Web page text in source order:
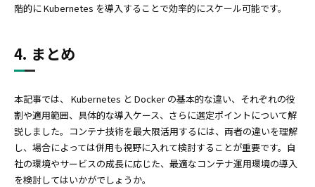
階的に Kubernetes を導入することで効率的にスケール可能です。
4. まとめ
本記事では、 Kubernetes と Docker の基本的な違い、それぞれの役
割や適用範囲、具体的な導入ケース、さらに選定ポイントについて解
説しました。コンテナ技術を最大限活用するには、両者の違いを理解
し、場合によっては併用も視野に入れて検討することが重要です。自
社の環境やサービスの成長に応じた、最適なコンテナ運用環境の導入
を検討してはいかがでしょうか。